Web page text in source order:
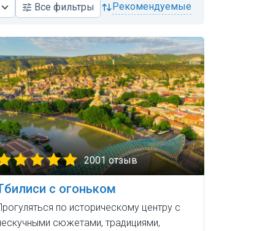
Всефильтры рекомендуемые
2001 отзыв
с огоньком
по историческому центру с
сюжетами, традициями,